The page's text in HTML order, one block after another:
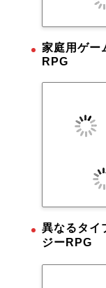
家庭用ゲー
RPG
異なるタイ
ジーRPG